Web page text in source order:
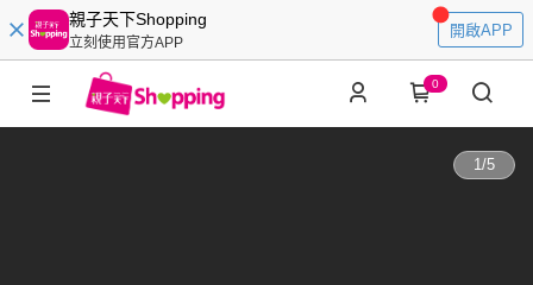
親子天下Shopping
立刻使用官方APP
開啟APP
0
1/5